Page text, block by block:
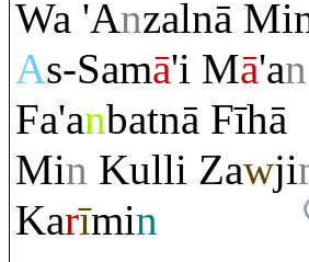
Wa 'Anzalnā
As-Samā'i Mā'an
Fa'anbatnā Fīhā
Min Kulli Zawji
Karīmin